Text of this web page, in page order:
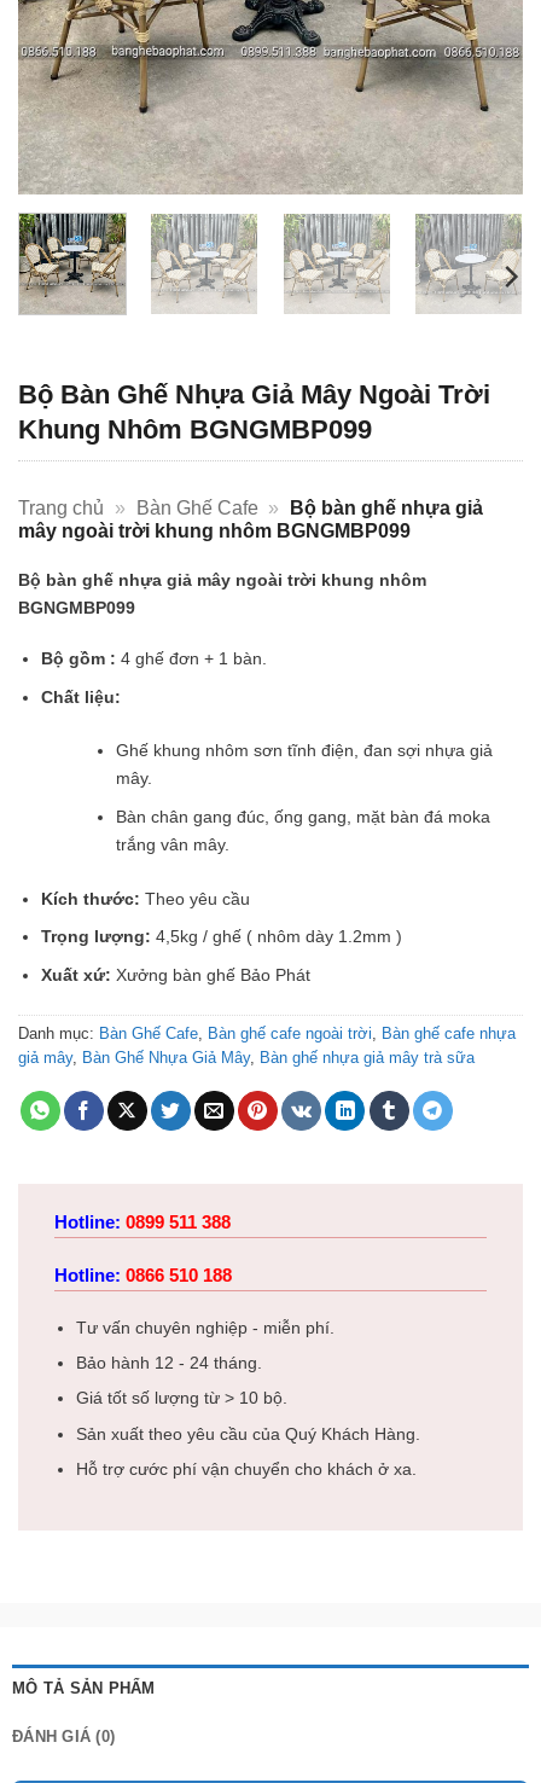
Bộ Bàn Ghế Nhựa Giả Mây Ngoài Trời
Khung Nhôm BGNGMBP099
Trang chủ » Bàn Ghế Cafe »
Bộ bàn ghế nhựa giả
mây ngoài trời khung nhôm BGNGMBP099
Bộ bàn ghế nhựa giả mây ngoài trời khung nhôm
BGNGMBP099
Bộ gồm : 4 ghế đơn + 1 bàn.
Chất liệu:
Ghế khung nhôm sơn tĩnh điện, đan sợi nhựa giả
mây.
Bàn chân gang đúc, ống gang, mặt bàn đá moka
trắng vân mây.
Kích thước: Theo yêu cầu
Trọng lượng: 4,5kg / ghế ( nhôm dày 1.2mm )
Xuất xứ: Xưởng bàn ghế Bảo Phát
Danh mục: Bàn Ghế Cafe Bàn ghế cafe ngoài trời
Bàn ghế cafe nhựa
giả mây, Bàn Ghế Nhựa Giả Mây, Bàn ghế nhựa giả mây trà sữa
Hotline: 0899 511 388
Hotline: 0866 510 188
Tư vấn chuyên nghiệp - miễn phí.
Bảo hành 12 - 24 tháng.
Giá tốt số lượng từ > 10 bộ.
Sản xuất theo yêu cầu của Quý Khách Hàng.
Hỗ trợ cước phí vận chuyển cho khách ở xa.
MÔ TẢ SẢN PHẨM
ĐÁNH GIÁ (0)